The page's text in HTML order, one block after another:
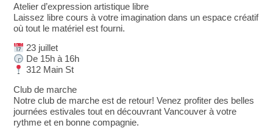
Atelier d’expression artistique libre
Laissez libre cours à votre imagination dans un espace créatif
où tout le matériel est fourni.
23 juillet
De 15h à 16h
312 Main St
Club de marche
Notre club de marche est de retour! Venez profiter des belles
journées estivales tout en découvrant Vancouver à votre
rythme et en bonne compagnie.